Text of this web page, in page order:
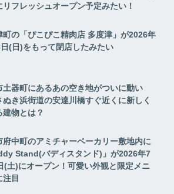
リフレッシュオープン予定みたい！
町の「ぴこぴこ精肉店 多度津」が2026年
(日)をもって閉店したみたい
土器町にあるあの空き地がついに動い
ぬき浜街道の安達川橋すぐ近くに新しく
建物とは？
府中町のアミチャーベーカリー敷地内に
Stand(バディスタンド)」が2026年7
(土)にオープン！可愛い外観と限定メニ
注目